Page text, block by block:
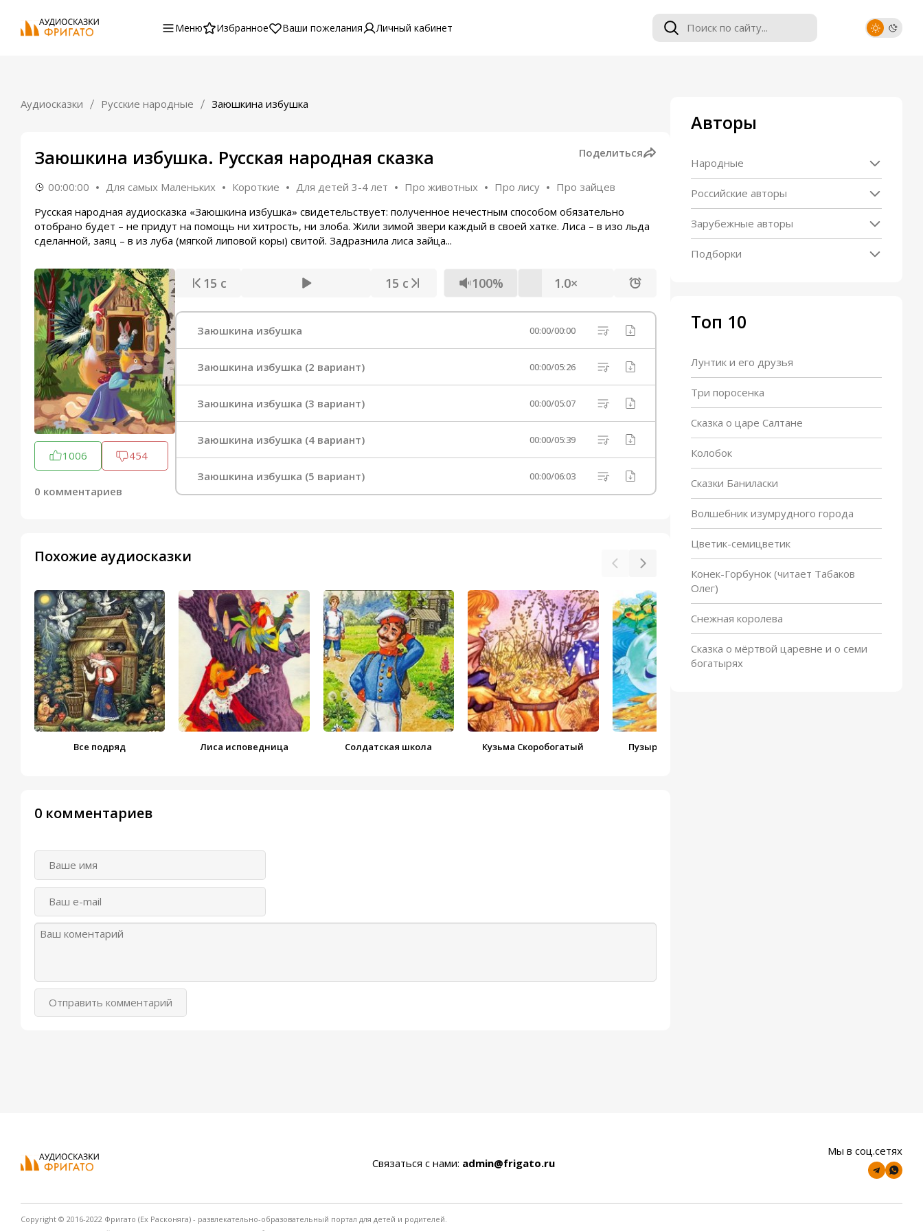
Меню Избранное Ваши пожелания Личный кабинет
Аудиосказки Русские народные Заюшкина избушка
Заюшкина избушка. Русская народная сказка Поделиться
00:00:00 Для самых Маленьких Короткие Для детей 3-4 лет Про животных Про лису
Про зайцев
Русская народная аудиосказка «Заюшкина избушка» свидетельствует: полученное нечестным способом обязательно
отобрано будет – не придут на помощь ни хитрость, ни злоба. Жили зимой звери каждый в своей хатке. Лиса – в изо льда
сделанной, заяц – в из луба (мягкой липовой коры) свитой. Задразнила лиса зайца...
1006 454
0 комментариев
15 с 15 с 100% 1.0×
Заюшкина избушка 00:00/00:00
Заюшкина избушка (2 вариант) 00:00/05:26
Заюшкина избушка (3 вариант) 00:00/05:07
Заюшкина избушка (4 вариант) 00:00/05:39
Заюшкина избушка (5 вариант) 00:00/06:03
Похожие аудиосказки
Все подряд Лиса исповедница Солдатская школа Кузьма Скоробогатый
Пузырь, соломинка и
Жадная старуха
0 комментариев
Отправить комментарий
Авторы
Народные
Российские авторы
Зарубежные авторы
Подборки
Топ 10
Лунтик и его друзья
Три поросенка
Сказка о царе Салтане
Колобок
Сказки Баниласки
Волшебник изумрудного города
Цветик-семицветик
Конек-Горбунок (читает Табаков
Олег)
Снежная королева
Сказка о мёртвой царевне и о семи
богатырях
Связаться с нами: admin@frigato.ru
Мы в соц.сетях
Copyright © 2016-2022 Фригато (Ex Расконяга) - развлекательно-образовательный портал для детей и родителей.